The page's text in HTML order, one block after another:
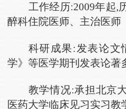
工作经历:2009年起,
醉科住院医师、主治医师
科研成果:发表论文
学》等医学期刊发表论著
教学情况:承担北京
医药大学临床见习实习教